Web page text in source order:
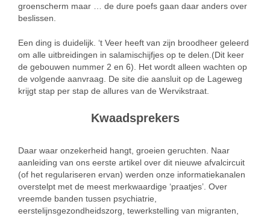
groenscherm maar … de dure poefs gaan daar anders over
beslissen.
Een ding is duidelijk. ‘t Veer heeft van zijn broodheer geleerd
om alle uitbreidingen in salamischijfjes op te delen.(Dit keer
de gebouwen nummer 2 en 6). Het wordt alleen wachten op
de volgende aanvraag. De site die aansluit op de Lageweg
krijgt stap per stap de allures van de Wervikstraat.
Kwaadsprekers
Daar waar onzekerheid hangt, groeien geruchten. Naar
aanleiding van ons eerste artikel over dit nieuwe afvalcircuit
(of het regulariseren ervan) werden onze informatiekanalen
overstelpt met de meest merkwaardige ‘praatjes’. Over
vreemde banden tussen psychiatrie,
eerstelijnsgezondheidszorg, tewerkstelling van migranten,